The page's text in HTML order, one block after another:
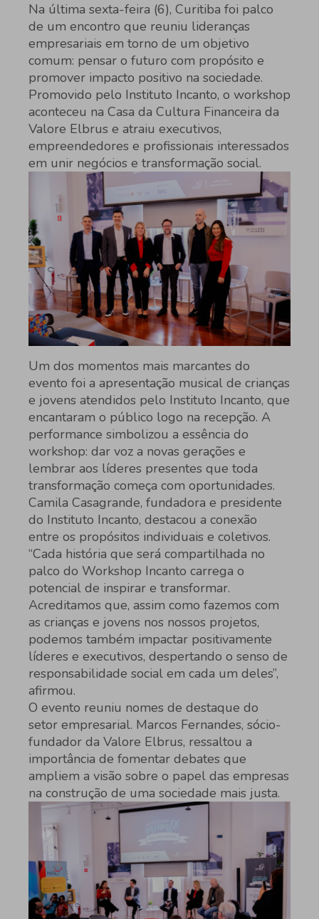
Na última sexta-feira (6), Curitiba foi palco
de um encontro que reuniu lideranças
empresariais em torno de um objetivo
comum: pensar o futuro com propósito e
promover impacto positivo na sociedade.
Promovido pelo Instituto Incanto, o workshop
aconteceu na Casa da Cultura Financeira da
Valore Elbrus e atraiu executivos,
empreendedores e profissionais interessados
em unir negócios e transformação social.
Um dos momentos mais marcantes do
evento foi a apresentação musical de crianças
e jovens atendidos pelo Instituto Incanto, que
encantaram o público logo na recepção. A
performance simbolizou a essência do
workshop: dar voz a novas gerações e
lembrar aos líderes presentes que toda
transformação começa com oportunidades.
Camila Casagrande, fundadora e presidente
do Instituto Incanto, destacou a conexão
entre os propósitos individuais e coletivos.
“Cada história que será compartilhada no
palco do Workshop Incanto carrega o
potencial de inspirar e transformar.
Acreditamos que, assim como fazemos com
as crianças e jovens nos nossos projetos,
podemos também impactar positivamente
líderes e executivos, despertando o senso de
responsabilidade social em cada um deles”,
afirmou.
O evento reuniu nomes de destaque do
setor empresarial. Marcos Fernandes, sócio-
fundador da Valore Elbrus, ressaltou a
importância de fomentar debates que
ampliem a visão sobre o papel das empresas
na construção de uma sociedade mais justa.